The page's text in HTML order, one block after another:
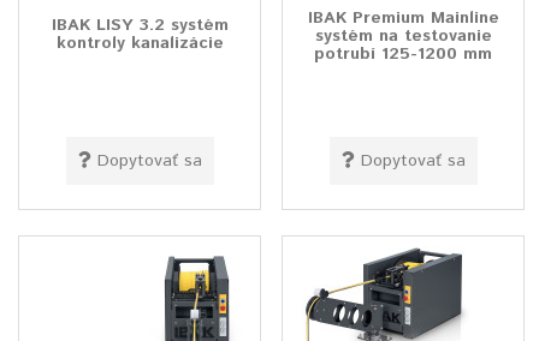
IBAK LISY 3.2 systém
kontroly kanalizácie
Dopytovať sa
IBAK Premium Mainline
systém na testovanie
potrubí 125-1200 mm
Dopytovať sa